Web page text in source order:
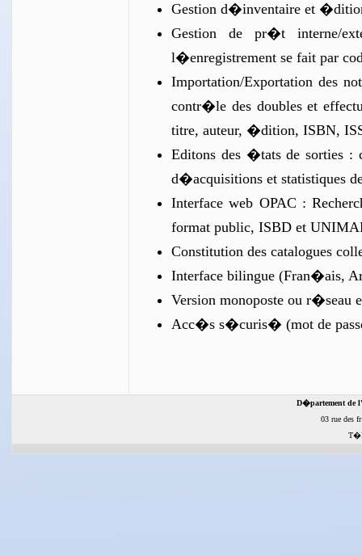
Gestion d�inventaire et
Gestion de pr�t interne/
l�enregistrement se fait par
Importation/Exportation des
contr�le des doubles et
titre, auteur, �dition, ISBN,
Editons des �tats de sorties :
d�acquisitions et statistiques
Interface web OPAC :
format public, ISBD et
Constitution des catalogues
Interface bilingue (Fran�ais,
Version monoposte ou r�seau
Acc�s s�curis� (mot de
D�partement de
03 rue des
T�l